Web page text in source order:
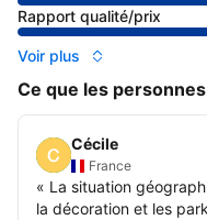
Rapport qualité/prix
Voir plus
Ce que les
Cécile
France
« La situation
la décoration et les